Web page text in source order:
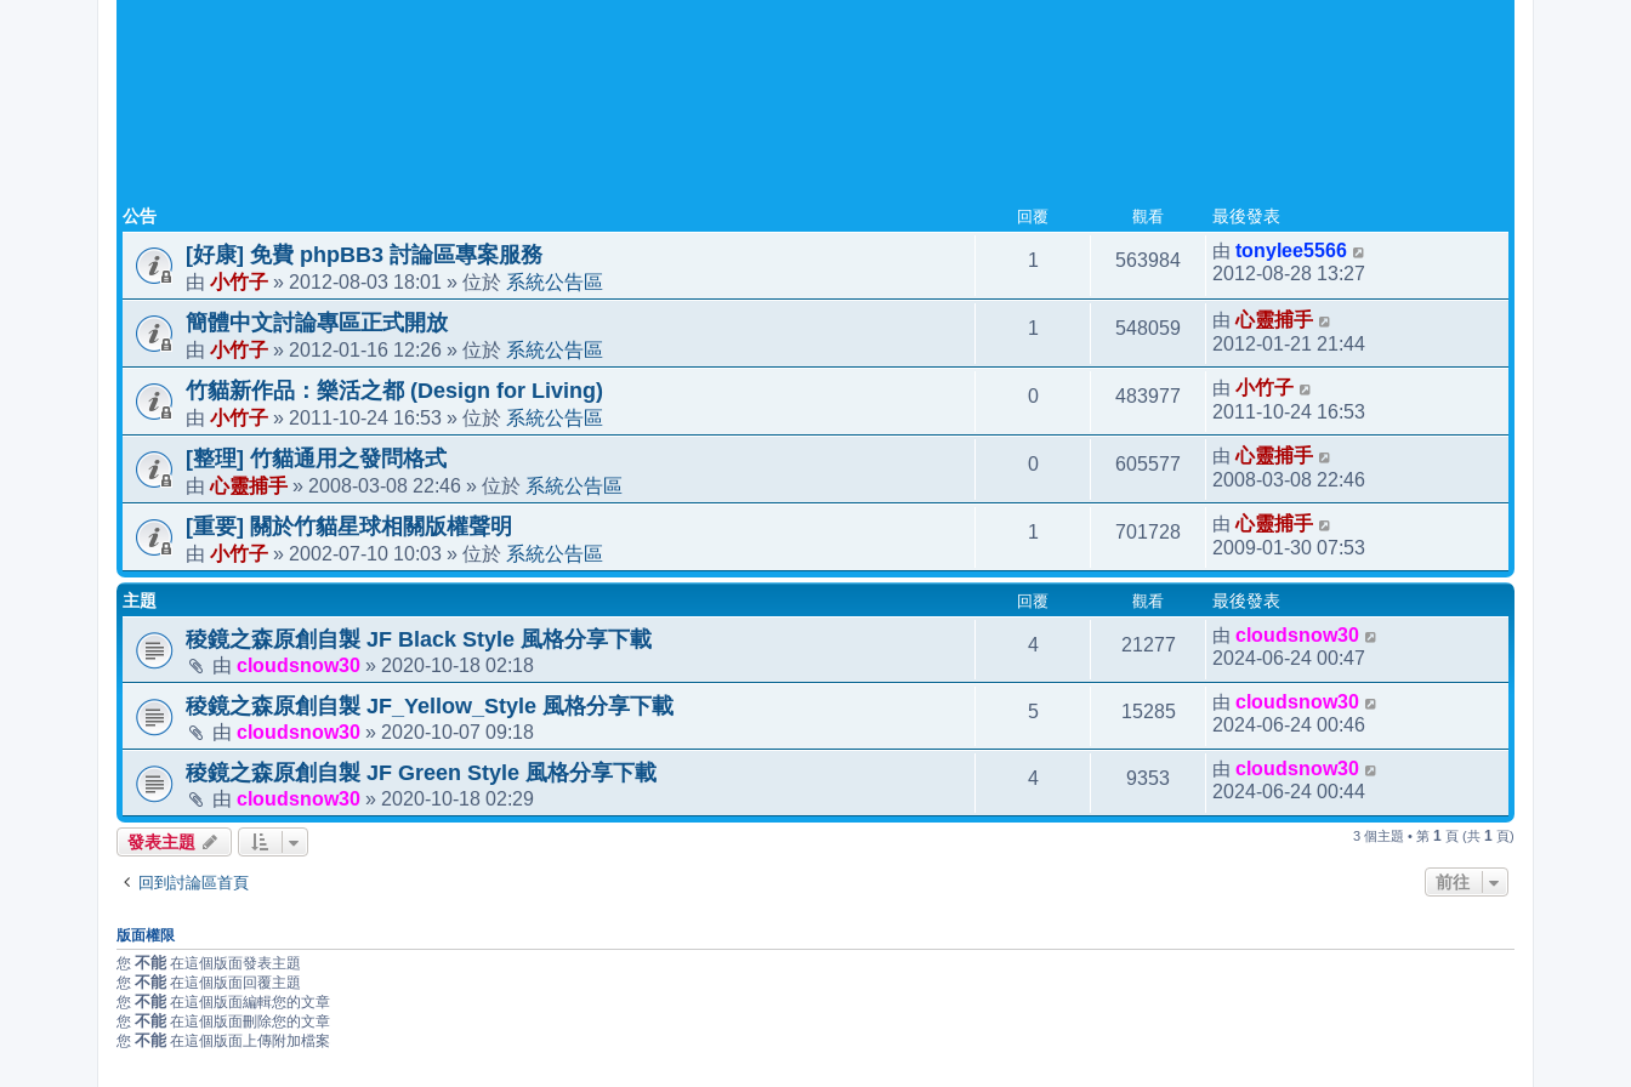
公告 回覆 觀看 最後發表
[好康] 免費 phpBB3 討論區專案服務
由 小竹子 » 2012-08-03 18:01 » 位於 系統公告區
1 563984 由 tonylee5566
2012-08-28 13:27
簡體中文討論專區正式開放
由 小竹子 » 2012-01-16 12:26 » 位於 系統公告區
1 548059 由心靈捕手
2012-01-21 21:44
竹貓新作品：樂活之都 (Design for Living)
由 小竹子 » 2011-10-24 16:53 » 位於 系統公告區
0 483977 由 小竹子
2011-10-24 16:53
[整理] 竹貓通用之發問格式
由心靈捕手 » 2008-03-08 22:46 » 位於 系統公告區
0 605577 由心靈捕手
2008-03-08 22:46
[重要] 關於竹貓星球相關版權聲明
由 小竹子 » 2002-07-10 10:03 » 位於 系統公告區
1 701728 由心靈捕手
2009-01-30 07:53
主題 回覆 觀看 最後發表
稜鏡之森原創自製 JF Black Style 風格分享下載
由 cloudsnow30 » 2020-10-18 02:18
4 21277 由 cloudsnow30
2024-06-24 00:47
稜鏡之森原創自製 JF_Yellow_Style 風格分享下載
由 cloudsnow30 » 2020-10-07 09:18
5 15285 由 cloudsnow30
2024-06-24 00:46
稜鏡之森原創自製 JF Green Style 風格分享下載
由 cloudsnow30 » 2020-10-18 02:29
4 9353 由 cloudsnow30
2024-06-24 00:44
發表主題 3 個主題 • 第 1 頁 (共 1 頁)
回到討論區首頁 前往
版面權限
您 不能 在這個版面發表主題
您 不能 在這個版面回覆主題
您 不能 在這個版面編輯您的文章
您 不能 在這個版面刪除您的文章
您 不能 在這個版面上傳附加檔案